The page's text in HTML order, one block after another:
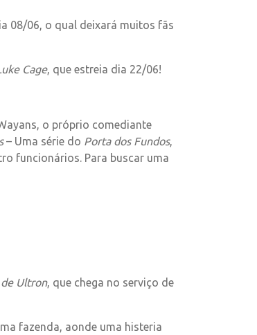
08/06, o qual deixará muitos fãs
Cage, que estreia dia 22/06!
o próprio comediante
– Uma série do Porta dos Fundos,
funcionários. Para buscar uma
de Ultron, que chega no serviço de
fazenda, aonde uma histeria